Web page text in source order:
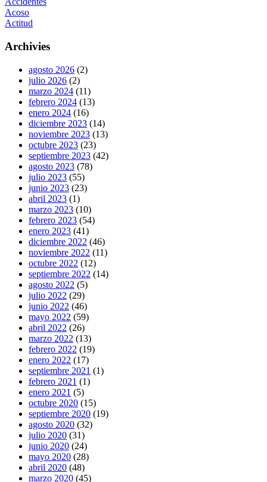
Acoso
Actitud
Archivies
agosto 2026 (2)
julio 2026 (2)
marzo 2024 (11)
febrero 2024 (13)
enero 2024 (16)
diciembre 2023 (14)
noviembre 2023 (13)
octubre 2023 (23)
septiembre 2023 (42)
agosto 2023 (78)
julio 2023 (55)
junio 2023 (23)
abril 2023 (1)
marzo 2023 (10)
febrero 2023 (54)
enero 2023 (41)
diciembre 2022 (46)
noviembre 2022 (11)
octubre 2022 (12)
septiembre 2022 (14)
agosto 2022 (5)
julio 2022 (29)
junio 2022 (46)
mayo 2022 (59)
abril 2022 (26)
marzo 2022 (13)
febrero 2022 (19)
enero 2022 (17)
septiembre 2021 (1)
febrero 2021 (1)
enero 2021 (5)
octubre 2020 (15)
septiembre 2020 (19)
agosto 2020 (32)
julio 2020 (31)
junio 2020 (24)
mayo 2020 (28)
abril 2020 (48)
marzo 2020 (45)